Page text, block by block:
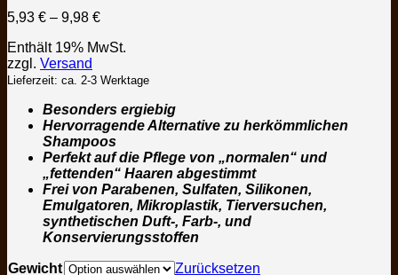
5,93 € – 9,98 €Preisspanne:
bis
Enthält 19% MwSt.
zzgl. Versand
Lieferzeit: ca. 2-3 Werktage
Besonders ergiebig
Hervorragende Alternative zu herkömmlichen
Shampoos
Perfekt auf die Pflege von „normalen“ und
„fettenden“ Haaren abgestimmt
Frei von Parabenen, Sulfaten, Silikonen,
Emulgatoren, Mikroplastik, Tierversuchen,
synthetischen Duft-, Farb-, und
Konservierungsstoffen
Gewicht
Zurücksetzen